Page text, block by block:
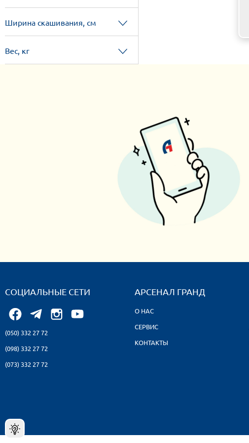
Ширина скашивания, см
Вес, кг
СОЦИАЛЬНЫЕ СЕТИ
(050) 332 27 72
(098) 332 27 72
(073) 332 27 72
АРСЕНАЛ ГРАНД
О НАС
СЕРВИС
КОНТАКТЫ